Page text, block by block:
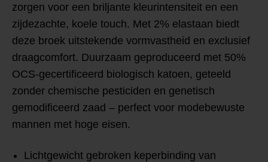
zorgen voor een briljante kleurintensiteit en een
zijdezachte, koele touch. Met 2% elastaan biedt
deze broek uitstekende vormvastheid en exclusief
draagcomfort. Duurzaam geproduceerd met 50%
OCS-gecertificeerd biologisch katoen, geteeld
zonder chemische pesticiden en genetisch
gemodificeerd zaad – perfect voor modebewuste
mannen met hoge eisen.
Lichtgewicht gebroken keperbinding van